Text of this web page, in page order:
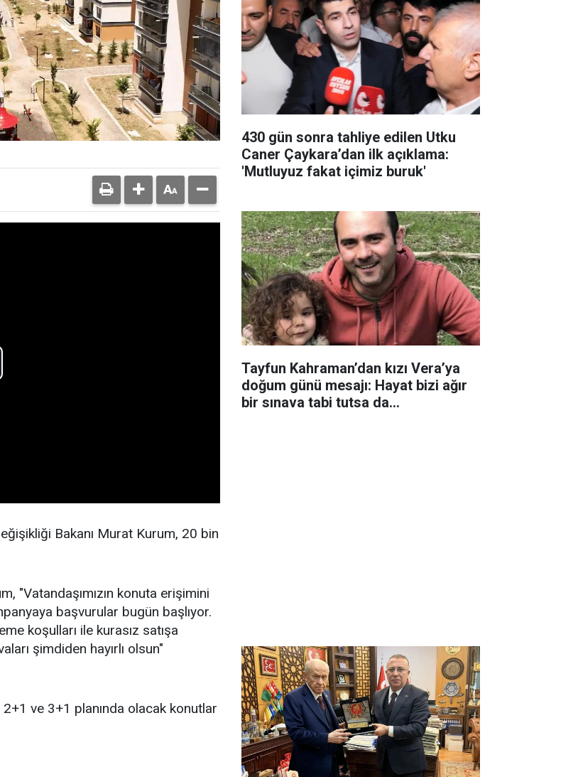
Bakanı Murat Kurum, 20 bin
"Vatandaşımızın konuta erişimini
başvurular bugün başlıyor.
koşulları ile kurasız satışa
şimdiden hayırlı olsun"
ve 3+1 planında olacak konutlar
430 gün sonra tahliye edilen Utku
Caner Çaykara’dan ilk açıklama:
'Mutluyuz fakat içimiz buruk'
Tayfun Kahraman’dan kızı Vera’ya
doğum günü mesajı: Hayat bizi ağır
bir sınava tabi tutsa da...